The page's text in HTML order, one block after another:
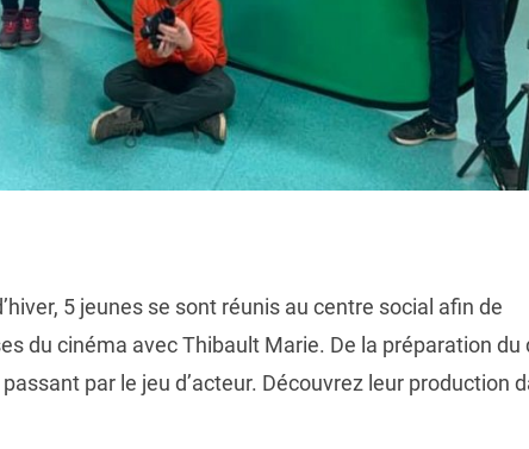
5 jeunes se sont réunis au centre social afin de
du cinéma avec Thibault Marie. De la préparation du
par le jeu d’acteur. Découvrez leur production